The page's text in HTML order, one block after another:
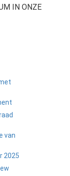
IN ONZE
van
2025